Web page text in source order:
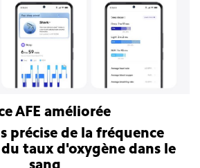
AFE améliorée
précise de la fréquence
taux d'oxygène dans le